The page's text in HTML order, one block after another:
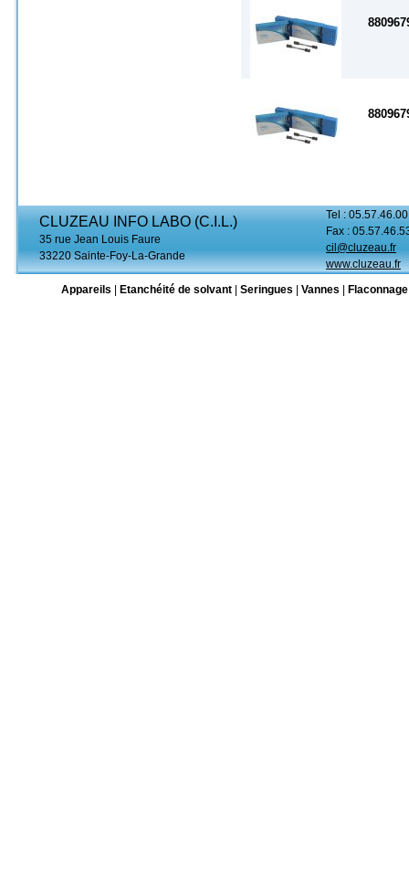
CLUZEAU INFO LABO (C.I.L.)
35 rue Jean Louis Faure
33220 Sainte-Foy-La-Grande
Tel :
Fax :
cil@cluzeau.fr
www.cluzeau.fr
Appareils
Etanchéité de solvant Seringues Vannes Flaconnage